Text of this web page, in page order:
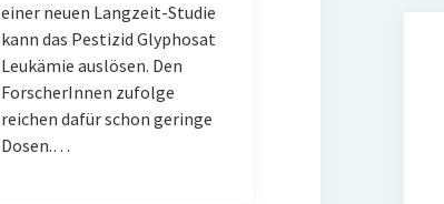
einer neuen Langzeit-Studie
kann das Pestizid Glyphosat
Leukämie auslösen. Den
ForscherInnen zufolge
reichen dafür schon geringe
Dosen.…